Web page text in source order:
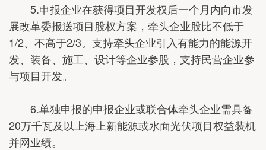
5.申报企业在获得项目开发权后一个月内向市发
展改革委报送项目股权方案，牵头企业股比不低于
1/2、不高于2/3。支持牵头企业引入有能力的能源开
发、装备、施工、设计等企业参股，支持民营企业参
与项目开发。
6.单独申报的申报企业或联合体牵头企业需具备
20万千瓦及以上海上新能源或水面光伏项目权益装机
并网业绩。